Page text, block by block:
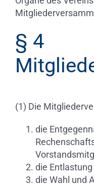
§ 4
(1) Die
die
die
die Wahl und